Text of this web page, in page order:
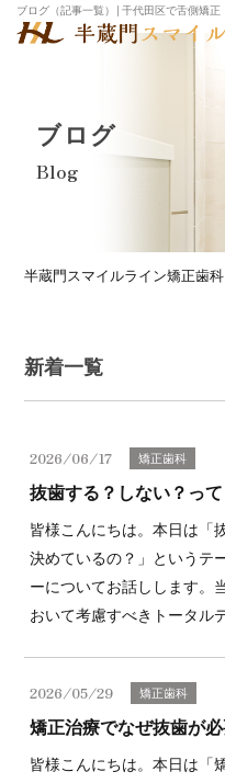
ブログ（記事一覧）│千代田区で舌側矯
ブログ
Blog
半蔵門スマイルライン矯正歯
新着一覧
2026/06/17 矯正歯科
抜歯する？しない？っ
皆様こんにちは。本日は「
決めているの？」というテ
ーについてお話しします。
おいて考慮すべきトータル
2026/05/29 矯正歯科
矯正治療でなぜ抜歯が
皆様こんにちは。本日は「